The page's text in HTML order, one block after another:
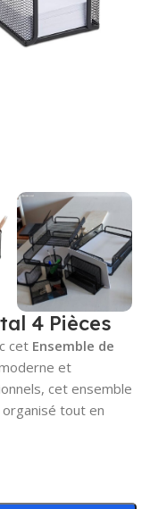
4 Pièces
cet Ensemble de
et
cet ensemble
tout en